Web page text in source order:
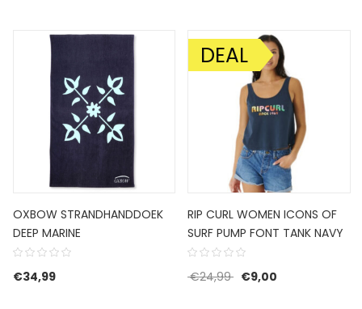
OXBOW STRANDHANDDOEK
DEEP MARINE
€34,99
AANBIEDING!
DEAL
RIP CURL WOMEN ICONS OF
SURF PUMP FONT TANK NAVY
€24,99 Oorspronkelijke prijs
€9,00